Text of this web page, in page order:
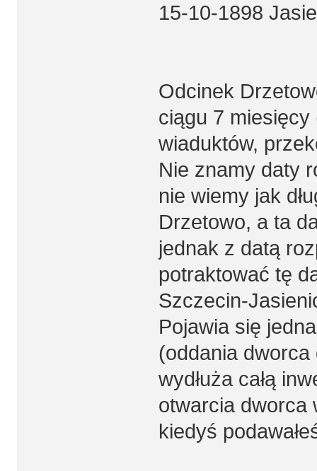
15-10-1898
Odcinek
ciągu 7
wiaduktów,
Nie znamy daty
nie wiemy jak
Drzetowo, a ta
jednak z datą
potraktować tę
Szczecin-
Pojawia się
(oddania
wydłuża całą
otwarcia dworca
kiedyś